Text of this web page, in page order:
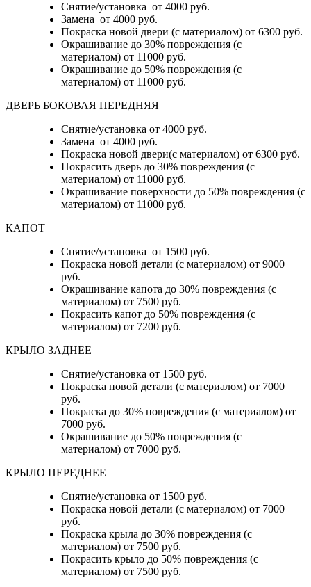
Снятие/установка от 4000 руб.
Замена от 4000 руб.
Покраска новой двери (с материалом) от 6300 руб.
Окрашивание до 30% повреждения (с
материалом) от 11000 руб.
Окрашивание до 50% повреждения (с
материалом) от 11000 руб.
ДВЕРЬ БОКОВАЯ ПЕРЕДНЯЯ
Снятие/установка от 4000 руб.
Замена от 4000 руб.
Покраска новой двери(с материалом) от 6300 руб.
Покрасить дверь до 30% повреждения (с
материалом) от 11000 руб.
Окрашивание поверхности до 50% повреждения (с
материалом) от 11000 руб.
КАПОТ
Снятие/установка от 1500 руб.
Покраска новой детали (с материалом) от 9000
руб.
Окрашивание капота до 30% повреждения (с
материалом) от 7500 руб.
Покрасить капот до 50% повреждения (с
материалом) от 7200 руб.
КРЫЛО ЗАДНЕЕ
Снятие/установка от 1500 руб.
Покраска новой детали (с материалом) от 7000
руб.
Покраска до 30% повреждения (с материалом) от
7000 руб.
Окрашивание до 50% повреждения (с
материалом) от 7000 руб.
КРЫЛО ПЕРЕДНЕЕ
Снятие/установка от 1500 руб.
Покраска новой детали (с материалом) от 7000
руб.
Покраска крыла до 30% повреждения (с
материалом) от 7500 руб.
Покрасить крыло до 50% повреждения (с
материалом) от 7500 руб.